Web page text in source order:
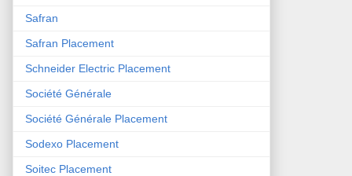
Safran
Safran Placement
Schneider Electric Placement
Société Générale
Société Générale Placement
Sodexo Placement
Soitec Placement